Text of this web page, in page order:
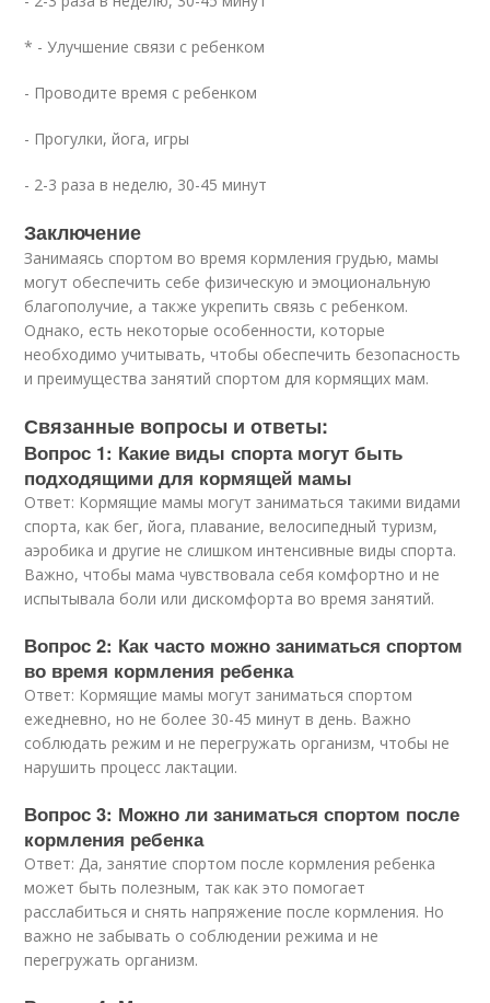
* - Улучшение связи с ребенком
- Проводите время с ребенком
- Прогулки, йога, игры
- 2-3 раза в неделю, 30-45 минут
Заключение
Занимаясь спортом во время кормления грудью, мамы
могут обеспечить себе физическую и эмоциональную
благополучие, а также укрепить связь с ребенком.
Однако, есть некоторые особенности, которые
необходимо учитывать, чтобы обеспечить безопасность
и преимущества занятий спортом для кормящих мам.
Связанные вопросы и ответы:
Вопрос 1: Какие виды спорта могут быть
подходящими для кормящей мамы
Ответ: Кормящие мамы могут заниматься такими видами
спорта, как бег, йога, плавание, велосипедный туризм,
аэробика и другие не слишком интенсивные виды спорта.
Важно, чтобы мама чувствовала себя комфортно и не
испытывала боли или дискомфорта во время занятий.
Вопрос 2: Как часто можно заниматься спортом
во время кормления ребенка
Ответ: Кормящие мамы могут заниматься спортом
ежедневно, но не более 30-45 минут в день. Важно
соблюдать режим и не перегружать организм, чтобы не
нарушить процесс лактации.
Вопрос 3: Можно ли заниматься спортом после
кормления ребенка
Ответ: Да, занятие спортом после кормления ребенка
может быть полезным, так как это помогает
расслабиться и снять напряжение после кормления. Но
важно не забывать о соблюдении режима и не
перегружать организм.